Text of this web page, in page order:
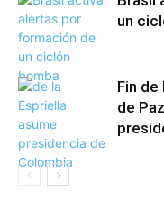
un
Fin
de